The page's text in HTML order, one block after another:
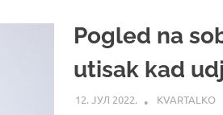
Pogled na
utisak kad
12. ЈУЛ 2022. KVARTALKO